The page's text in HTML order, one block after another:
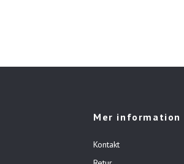
Mer information
Kontakt